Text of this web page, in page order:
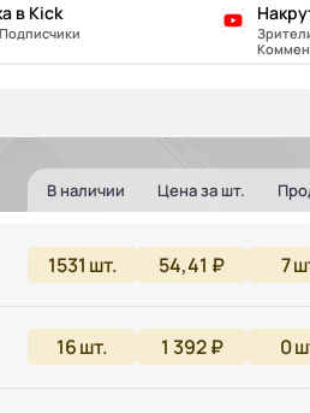
в Kick
В наличии Цена за шт.
1531 шт. 54,41 ₽ 7
16шт. 1 392 ₽ 0